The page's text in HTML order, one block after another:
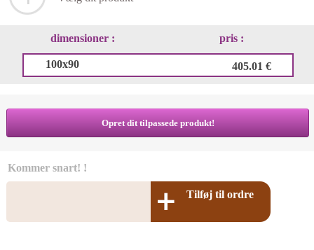
dimensioner : pris :
100x90 405.01 €
Opret dit tilpassede produkt!
Kommer snart! !
Tilføj til ordre